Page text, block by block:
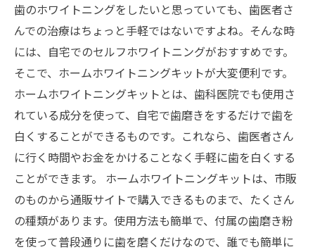
歯のホワイトニングをしたいと思っていても、歯医者さ
んでの治療はちょっと手軽ではないですよね。そんな時
には、自宅でのセルフホワイトニングがおすすめです。
そこで、ホームホワイトニングキットが大変便利です。
ホームホワイトニングキットとは、歯科医院でも使用さ
れている成分を使って、自宅で歯磨きをするだけで歯を
白くすることができるものです。これなら、歯医者さん
に行く時間やお金をかけることなく手軽に歯を白くする
ことができます。 ホームホワイトニングキットは、市販
のものから通販サイトで購入できるものまで、たくさん
の種類があります。使用方法も簡単で、付属の歯磨き粉
を使って普段通りに歯を磨くだけなので、誰でも簡単に